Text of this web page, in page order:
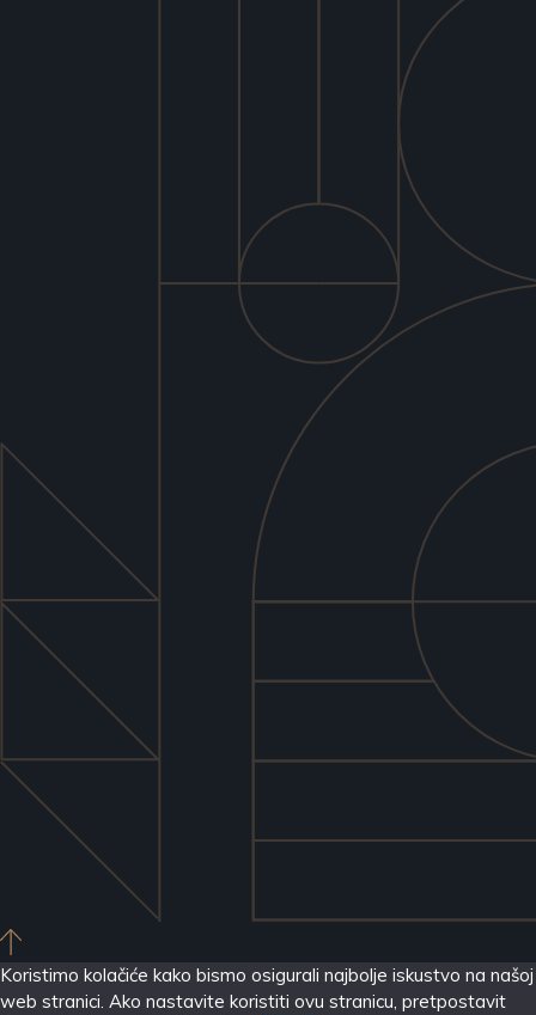
Koristimo kolačiće kako bismo osigurali najbolje iskustvo na našoj
web stranici. Ako nastavite koristiti ovu stranicu, pretpostavit